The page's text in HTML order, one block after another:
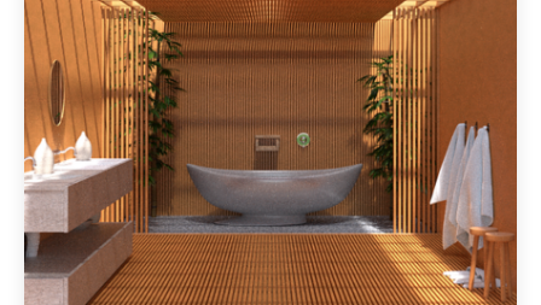
Geschrieben von
Redaktion Immofragen Sankt Pölten Stadt / Land